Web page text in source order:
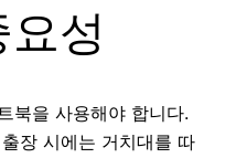
성
북을 사용해야 합니다.
장 시에는 거치대를 따